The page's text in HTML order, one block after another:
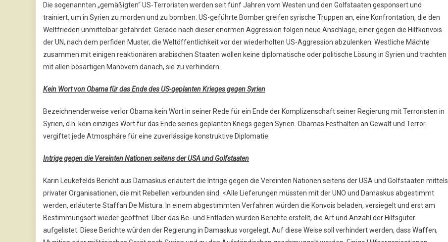
Die sogenannten „gemäßigten“ US-Terroristen werden seit fünf Jahren vom Westen und den Golfstaaten gesponsert und
trainiert, um in Syrien zu morden und zu bomben. US-geführte Bomber greifen syrische Truppen an, eine Konfrontation, die den
Weltfrieden unmittelbar gefährdet. Gerade nach dieser enormen Aggression folgen neue Anschläge, einer gegen die Hilfkonvois
der UN, nach dem perfiden Muster, die Weltöffentlichkeit vor der wiederholten US-Aggression abzulenken. Westliche Mächte
zusammen mit einigen reaktionären arabischen Staaten wollen keine diplomatische oder politische Lösung in Syrien und trachten
mit allen bösartigen Manövern danach, sie zu verhindern.
Kein Wort von Obama für das Ende des US-geplanten Krieges gegen Syrien
Bezeichnenderweise verlor Obama kein Wort in seiner Rede für ein Ende der Komplizenschaft seiner Regierung mit Terroristen in
Syrien, d.h. kein einziges Wort für das Ende seines geplanten Kriegs gegen Syrien. Obamas Festhalten an Gewalt und Terror
vergiftet jede Atmosphäre für eine zuverlässige konstruktive Diplomatie.
Intrige gegen die Vereinten Nationen seitens der USA und Golfstaaten
Karin Leukefelds Bericht aus Damaskus erläutert die Intrige gegen die Vereinten Nationen seitens der USA und Golfstaaten mittels
privater Organisationen, die mit Rebellen verbunden sind. <Alle Lieferungen müssten mit der UNO und Damaskus abgestimmt
werden, erläuterte Staffan De Mistura. In einem abgestimmten Verfahren würden die Konvois beladen, versiegelt und erst am
Bestimmungsort wieder geöffnet. Über das Be- und Entladen würden Berichte erstellt, die Art und Anzahl der Hilfsgüter
aufgelistet. Diese Berichte würden der Regierung in Damaskus vorgelegt. Auf diese Weise soll verhindert werden, dass Waffen,